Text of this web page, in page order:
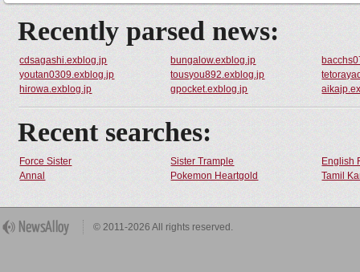
Recently parsed news:
cdsagashi.exblog.jp bungalow.exblog.jp
youtan0309.exblog.jp
tousyou892.exblog.jp
hirowa.exblog.jp
gpocket.exblog.jp
Recent searches:
Force Sister Sister Trample
English
Annal
Pokemon Heartgold Tamil
© 2011-2026 All rights reserved.